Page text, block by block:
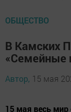
ОБЩЕСТВО
В Камских
«Семейные
Автор, 15 мая
15 мая весь